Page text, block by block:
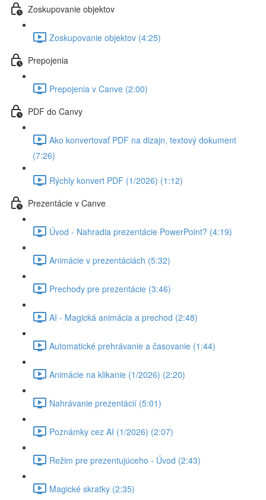
Zoskupovanie objektov
Zoskupovanie objektov (4:25)
Prepojenia
Prepojenia v Canve (2:00)
PDF do Canvy
Ako konvertovať PDF na dizajn, textový dokument
(7:26)
Rýchly konvert PDF (1/2026) (1:12)
Prezentácie v Canve
Úvod - Nahradia prezentácie PowerPoint? (4:19)
Animácie v prezentáciách (5:32)
Prechody pre prezentácie (3:46)
AI - Magická animácia a prechod (2:48)
Automatické prehrávanie a časovanie (1:44)
Animácie na klikanie (1/2026) (2:20)
Nahrávanie prezentácií (5:01)
Poznámky cez AI (1/2026) (2:07)
Režim pre prezentujúceho - Úvod (2:43)
Magické skratky (2:35)